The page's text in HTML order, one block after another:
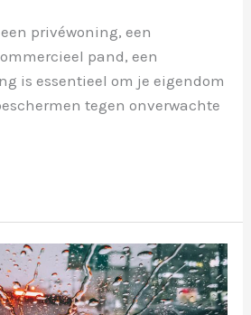
privéwoning, een
pand, een
is essentieel om je eigendom
tegen onverwachte